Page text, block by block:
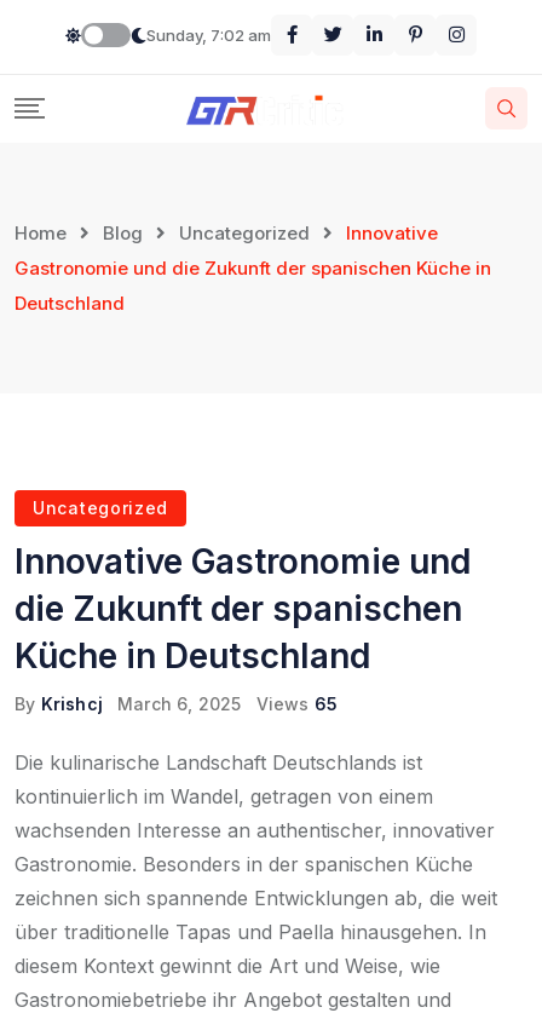
Sunday, 7:02 am
Home Blog Uncategorized
Innovative
Gastronomie und die Zukunft der spanischen Küche in
Deutschland
Uncategorized
Innovative Gastronomie und
die Zukunft der spanischen
Küche in Deutschland
By Krishcj March 6, 2025 Views 65
Die kulinarische Landschaft Deutschlands ist
kontinuierlich im Wandel, getragen von einem
wachsenden Interesse an authentischer, innovativer
Gastronomie. Besonders in der spanischen Küche
zeichnen sich spannende Entwicklungen ab, die weit
über traditionelle Tapas und Paella hinausgehen. In
diesem Kontext gewinnt die Art und Weise, wie
Gastronomiebetriebe ihr Angebot gestalten und